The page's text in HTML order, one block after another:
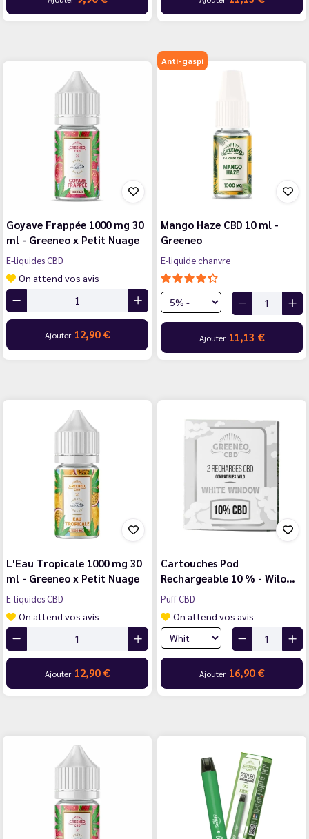
Goyave Frappée 1000 mg 30
ml - Greeneo x Petit Nuage
E-liquides CBD
On attend vos avis
Ajouter 12,90 €
Anti-gaspi
Mango Haze CBD 10 ml -
Greeneo
E-liquide chanvre
Ajouter 11,13 €
L'Eau Tropicale 1000 mg 30
ml - Greeneo x Petit Nuage
E-liquides CBD
On attend vos avis
Ajouter 12,90 €
Cartouches Pod
Rechargeable 10 % - Wilo…
Puff CBD
On attend vos avis
Ajouter 16,90 €